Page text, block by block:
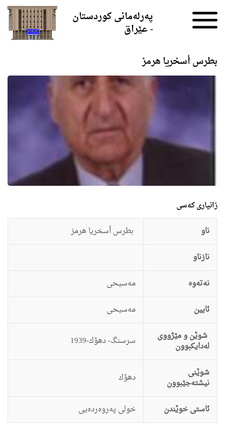
پەرلەمانی کوردستان
- عێراق
بطرس أسخریا هرمز
زانيارى کەسی
ناو
بطرس أسخریا هرمز
نازناو
نەتەوە
مه‌سیحى
ئایین
مه‌سیحى
شوێن و مێژووی
لەدایکبوون سرسنگ- دهۆك-1939
شوێنی
نیشتەجێبوون دهۆك
ئاستى خوێندن خولى په‌روه‌رده‌یى